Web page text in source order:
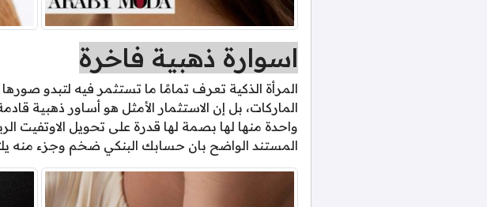
اسوارة ذهبية فاخرة
المرأة الذكية تعرف تمامًا ما تستثمر فيه لتبدو
الماركات، بل إن الاستثمار الأمثل هو أساور ذهبية
واحدة منها لها بصمة لها قدرة على تحويل الاوتفيت
المستند الواضح بان حسابك البنكي ضخم وجزء منه